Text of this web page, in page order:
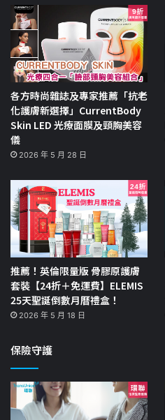
各方時尚雜誌及專家推薦「抗老
化護膚新選擇」CurrentBody
Skin LED 光療面膜及頸胸美容
儀
2026 年 5 月 28 日
推薦！英倫限量版 骨膠原護膚
套裝【24折＋免運費】ELEMIS
25天聖誕倒數月曆禮盒！
2026 年 5 月 18 日
保險守護